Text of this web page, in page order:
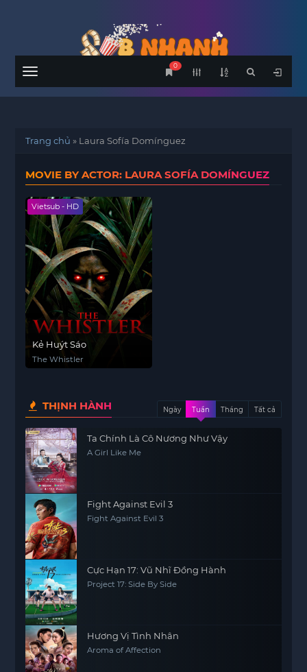
Menu
0
Trang chủ » Laura Sofía Domínguez
MOVIE BY ACTOR: LAURA SOFÍA DOMÍNGUEZ
Vietsub - HD
Kẻ Huýt Sáo
The Whistler
THỊNH HÀNH Ngày Tuần Tháng Tất cả
Ta Chính Là Cô Nương Như Vậy
A Girl Like Me
Fight Against Evil 3
Fight Against Evil 3
Cực Hạn 17: Vũ Nhĩ Đồng Hành
Project 17: Side By Side
Hương Vị Tình Nhân
Aroma of Affection